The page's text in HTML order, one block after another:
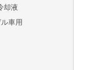
却液
車用